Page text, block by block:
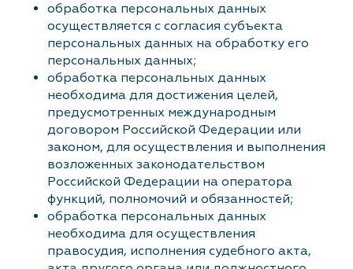
обработка персональных данных
осуществляется с согласия субъекта
персональных данных на обработку его
персональных данных;
обработка персональных данных
необходима для достижения целей,
предусмотренных международным
договором Российской Федерации или
законом, для осуществления и выполнения
возложенных законодательством
Российской Федерации на оператора
функций, полномочий и обязанностей;
обработка персональных данных
необходима для осуществления
правосудия, исполнения судебного акта,